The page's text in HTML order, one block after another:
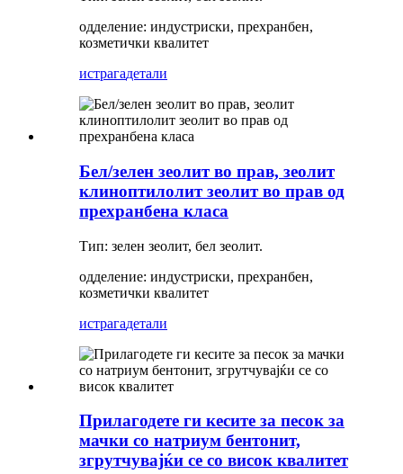
одделение: индустриски, прехранбен,
козметички квалитет
истрагадетали
Бел/зелен зеолит во прав, зеолит
клиноптилолит зеолит во прав од
прехранбена класа
Тип: зелен зеолит, бел зеолит.
одделение: индустриски, прехранбен,
козметички квалитет
истрагадетали
Прилагодете ги кесите за песок за
мачки со натриум бентонит,
згрутчувајќи се со висок квалитет